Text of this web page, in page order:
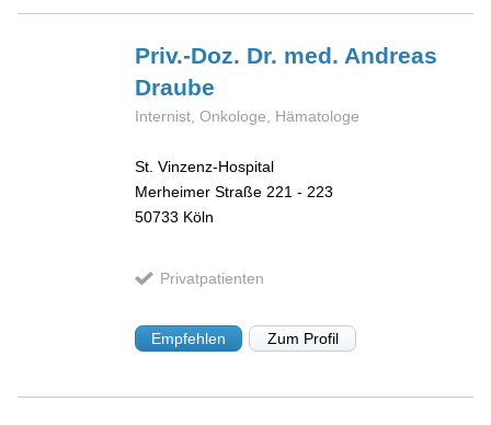
Priv.-Doz. Dr. med. Andreas
Draube
Internist, Onkologe, Hämatologe
St. Vinzenz-Hospital
Merheimer Straße 221 - 223
50733 Köln
Privatpatienten
Empfehlen Zum Profil